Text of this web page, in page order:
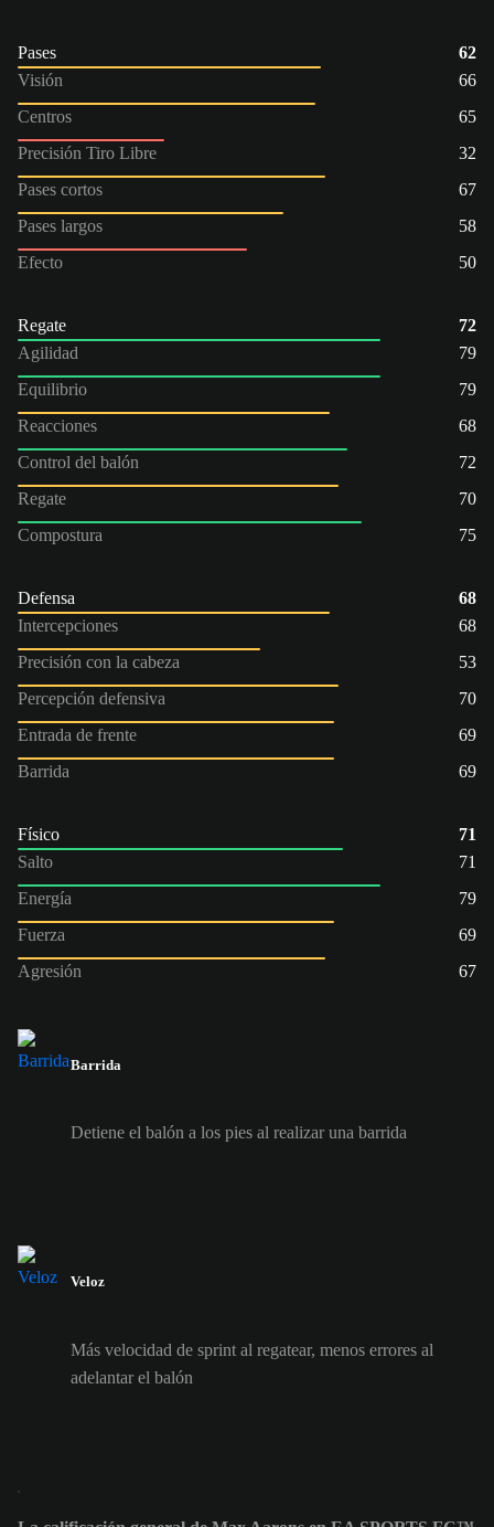
Pases
62
Visión
66
Centros
65
Precisión Tiro Libre
32
Pases cortos
67
Pases largos
58
Efecto
50
Regate
72
Agilidad
79
Equilibrio
79
Reacciones
68
Control del balón
72
Regate
70
Compostura
75
Defensa
68
Intercepciones
68
Precisión con la cabeza
53
Percepción defensiva
70
Entrada de frente
69
Barrida
69
Físico
71
Salto
71
Energía
79
Fuerza
69
Agresión
67
Barrida
Detiene el balón a los pies al realizar una barrida
Veloz
Más velocidad de sprint al regatear, menos errores al
adelantar el balón